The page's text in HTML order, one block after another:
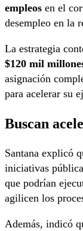
empleos en el
desempleo en la
La estrategia
$120 mil
asignación
para acelerar su
Buscan
Santana explicó
iniciativas
que podrían
agilicen los
Además, indicó